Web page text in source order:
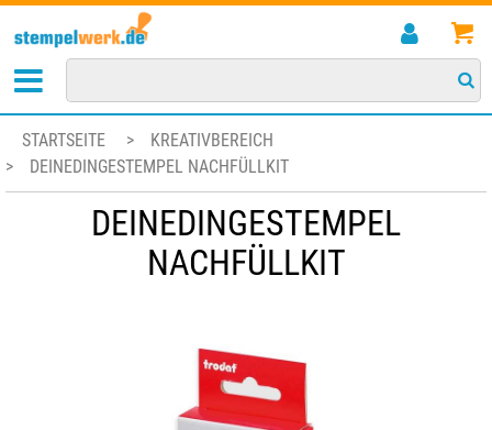
STARTSEITE >
KREATIVBEREICH
>
DEINEDINGESTEMPEL NACHFÜLLKIT
DEINEDINGESTEMPEL
NACHFÜLLKIT